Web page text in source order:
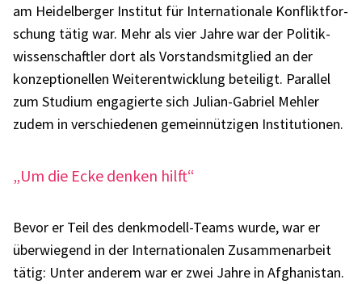
am Heidel­ber­ger Insti­tut für Inter­na­tio­nale Konflikt­for­
schung tätig war. Mehr als vier Jahre war der Poli­tik­
wis­sen­schaft­ler dort als Vorstands­mit­glied an der
konzep­tio­nel­len Weiter­ent­wick­lung betei­ligt. Paral­lel
zum Studium enga­gierte sich Julian-Gabriel Mehler
zudem in verschie­de­nen gemein­nüt­zi­gen Insti­tu­tio­nen.
„Um die Ecke denken hilft“
Bevor er Teil des denk­mo­dell-Teams wurde, war er
über­wie­gend in der Inter­na­tio­na­len Zusam­men­ar­beit
tätig: Unter ande­rem war er zwei Jahre in Afgha­ni­stan.